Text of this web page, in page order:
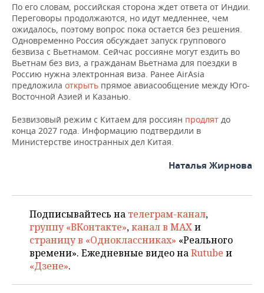
ВОДНЫЕ ВИДЫ СПОРТА
ХОККЕЙ С МЯЧОМ
ОБРАЗОВАНИЕ
ПРОИСШЕСТВИЯ
По его словам, российская сторона ждет ответа от Индии.
Переговоры продолжаются, но идут медленнее, чем
ожидалось, поэтому вопрос пока остается без решения.
Одновременно Россия обсуждает запуск группового
безвиза с Вьетнамом. Сейчас россияне могут ездить во
Вьетнам без виз, а гражданам Вьетнама для поездки в
Россию нужна электронная виза. Ранее AirAsia
предложила открыть прямое авиасообщение между Юго-
Восточной Азией и Казанью.
Безвизовый режим с Китаем для россиян продлят до
конца 2027 года. Информацию подтвердили в
Министерстве иностранных дел Китая.
Наталья Жирнова
Подписывайтесь на телеграм-канал,
группу «ВКонтакте»,канал в MAXи
страницу в «Одноклассниках» «Реального
времени». Ежедневные видео наRutube и
«Дзене».